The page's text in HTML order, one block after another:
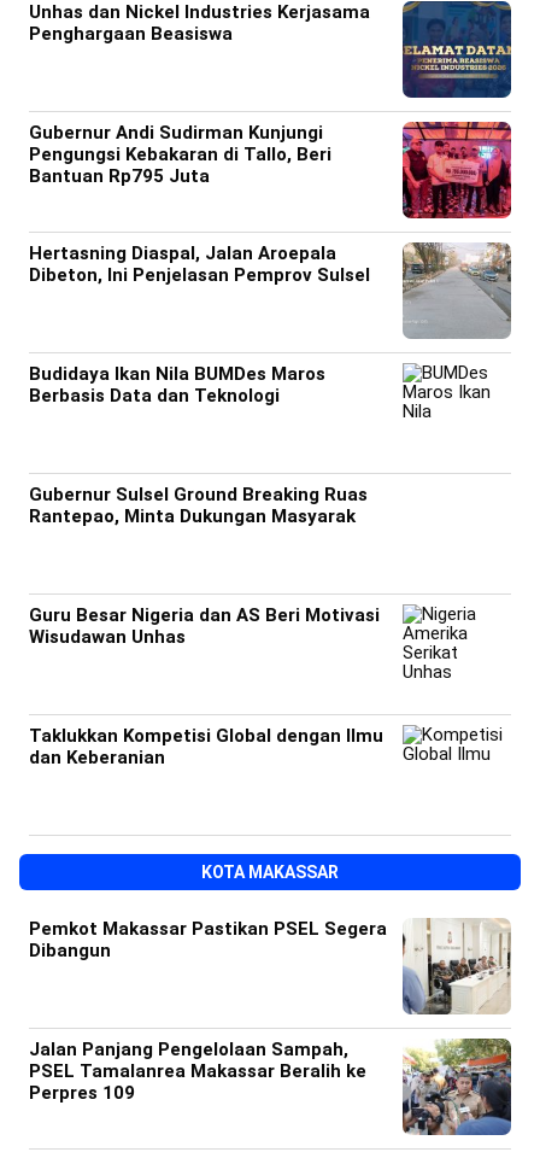
Unhas dan Nickel Industries Kerjasama
Penghargaan Beasiswa
Gubernur Andi Sudirman Kunjungi
Pengungsi Kebakaran di Tallo, Beri
Bantuan Rp795 Juta
Hertasning Diaspal, Jalan Aroepala
Dibeton, Ini Penjelasan Pemprov Sulsel
Budidaya Ikan Nila BUMDes Maros
Berbasis Data dan Teknologi
Gubernur Sulsel Ground Breaking Ruas
Rantepao, Minta Dukungan Masyarak
Guru Besar Nigeria dan AS Beri Motivasi
Wisudawan Unhas
Taklukkan Kompetisi Global dengan Ilmu
dan Keberanian
KOTA MAKASSAR
Pemkot Makassar Pastikan PSEL Segera
Dibangun
Jalan Panjang Pengelolaan Sampah,
PSEL Tamalanrea Makassar Beralih ke
Perpres 109